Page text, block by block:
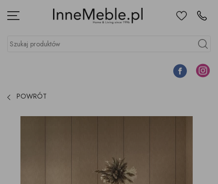
Menu UlubioneKontakt
Szukaj produktów
Szukaj
Facebook
POWRÓT